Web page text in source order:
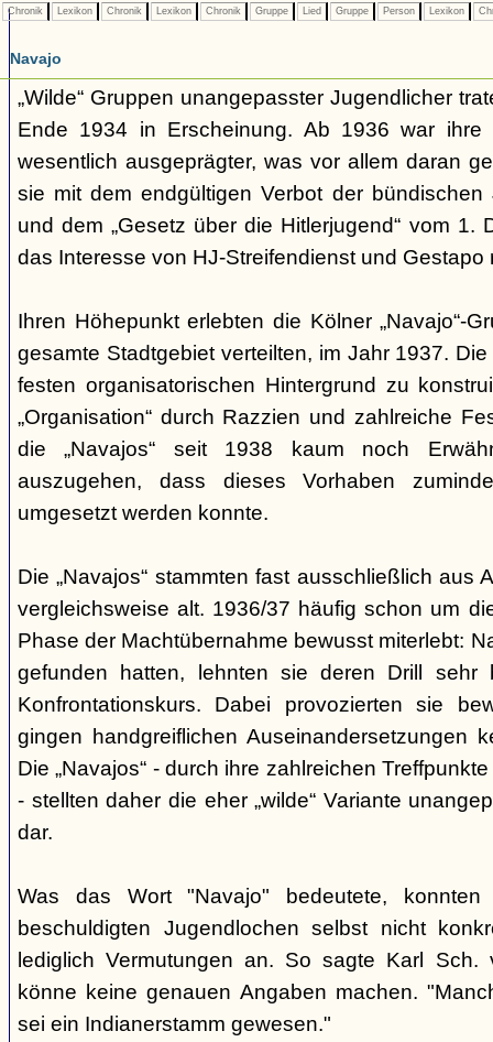
Chronik Lexikon Chronik Lexikon Chronik Gruppe Lied Gruppe Person Lexikon
Navajo
„Wilde“ Gruppen unangepasster Jugendlicher
Ende 1934 in Erscheinung. Ab 1936 war ihre
wesentlich ausgeprägter, was vor allem daran
sie mit dem endgültigen Verbot der
und dem „Gesetz über die Hitlerjugend“ vom 1.
das Interesse von HJ-Streifendienst und Gestapo
Ihren Höhepunkt erlebten die Kölner „Navajo“-
gesamte Stadtgebiet verteilten, im Jahr 1937.
festen organisatorischen Hintergrund zu
„Organisation“ durch Razzien und zahlreiche
die „Navajos“ seit 1938 kaum noch
auszugehen, dass dieses Vorhaben
umgesetzt werden konnte.
Die „Navajos“ stammten fast ausschließlich aus
vergleichsweise alt. 1936/37 häufig schon um
Phase der Machtübernahme bewusst miterlebt:
gefunden hatten, lehnten sie deren Drill
Konfrontationskurs. Dabei provozierten sie
gingen handgreiflichen Auseinandersetzungen
Die „Navajos“ - durch ihre zahlreichen
- stellten daher die eher „wilde“ Variante
dar.
Was das Wort "Navajo" bedeutete, konnten
beschuldigten Jugendlochen selbst nicht
lediglich Vermutungen an. So sagte Karl
könne keine genauen Angaben machen.
sei ein Indianerstamm gewesen."